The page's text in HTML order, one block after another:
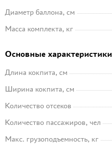
Диаметр баллона, см
Масса комплекта, кг
Основные характеристики
Длина кокпита, см
Ширина кокпита, см
Количество отсеков
Количество пассажиров, чел
Макс. грузоподъемность, кг